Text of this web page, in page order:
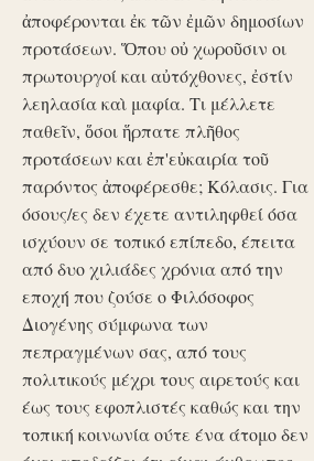
ἀποφέρονται ἐκ τῶν ἐμῶν δημοσίων
προτάσεων. Ὅπου οὐ χωροῦσιν οι
πρωτουργοί και αὐτόχθονες, ἐστίν
λεηλασία καὶ μαφία. Τι μέλλετε
παθεῖν, ὅσοι ἥρπατε πλῆθος
προτάσεων και ἐπ'εὐκαιρία τοῦ
παρόντος ἀποφέρεσθε; Κόλασις. Για
όσους/ες δεν έχετε αντιληφθεί όσα
ισχύουν σε τοπικό επίπεδο, έπειτα
από δυο χιλιάδες χρόνια από την
εποχή που ζούσε ο Φιλόσοφος
Διογένης σύμφωνα των
πεπραγμένων σας, από τους
πολιτικούς μέχρι τους αιρετούς και
έως τους εφοπλιστές καθώς και την
τοπική κοινωνία ούτε ένα άτομο δεν